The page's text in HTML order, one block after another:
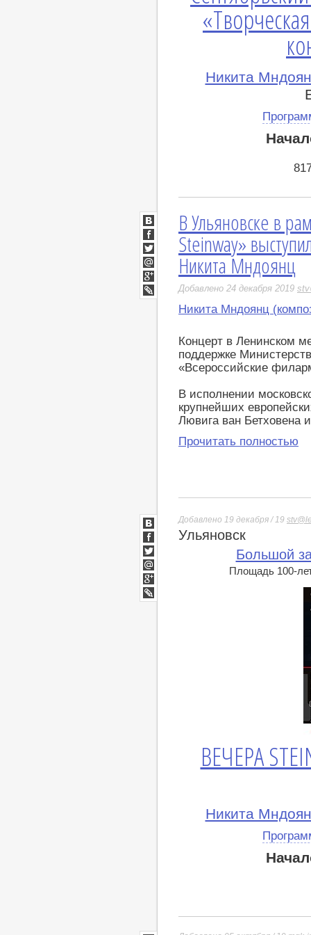
Никита
В Ульяновске в
Steinway»
Никита Мндоянц
Добавлено 24 декабря 2019
Никита Мндоянц
Концерт в Ленинском
поддержке
«Всероссийские
В исполнении
крупнейших
Лювига ван Бетховена
Прочитать полностью
ВКонтакте
Facebook
Twitter
Мой
Мир
Google+
LiveJournal
Добавлено 19 декабря / 19
Ульяновск
Большой
Площадь 100-
ВЕЧЕРА
Никита
ВКонтакте
Facebook
Twitter
Мой
Мир
Google+
lj